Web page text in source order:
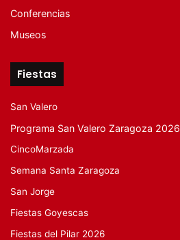
Conferencias
Museos
Fiestas
San Valero
Programa San Valero Zaragoza 2026
CincoMarzada
Semana Santa Zaragoza
San Jorge
Fiestas Goyescas
Fiestas del Pilar 2026